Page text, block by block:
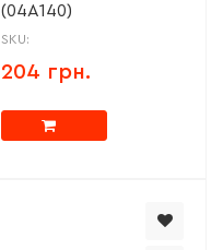
(04A140)
SKU:
204 грн.